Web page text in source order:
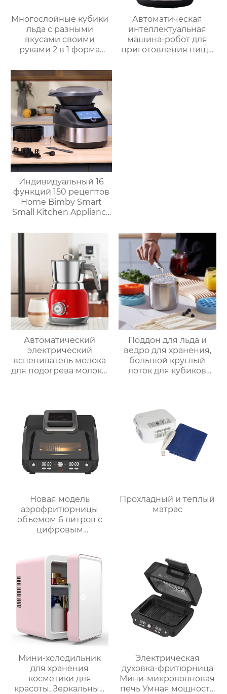
Многослойные кубики
льда с разными
вкусами своими
руками 2 в 1 форма
для хранения форма
для ведерка для льда
Автоматическая
интеллектуальная
машина-робот для
приготовления пищи
Индивидуальный 16
функций 150 рецептов
Home Bimby Smart
Small Kitchen Appliance
многофункциональный
кухонный комбайн
Термопроцессор
Автоматический
электрический
вспениватель молока
для подогрева молока,
домашний
пароварочный
аппарат для молока
Поддон для льда и
ведро для хранения,
большой круглый
лоток для кубиков
заказ
Новая модель
аэрофритюрницы
объемом 6 литров с
цифровым
функциями Духовка
Электрическая
интеллектуальная
воздушная
фритюрница
Хрустящий Готовит
Прохладный и теплый
матрас
Мини-холодильник
для хранения
косметики для
красоты, Зеркальный
Электрическая
духовка-фритюрница
Мини-микроволновая
печь Умная мощность